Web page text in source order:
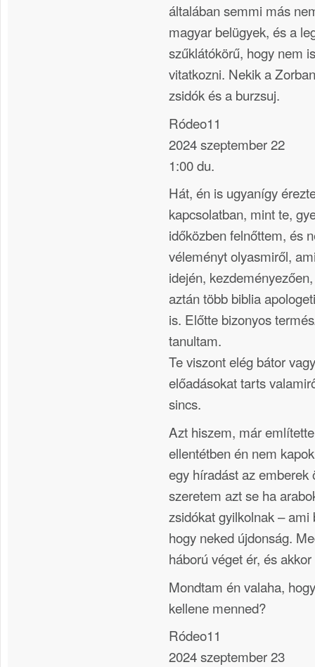
általában semmi más
magyar belügyek, és a
szűklátókörű, hogy nem
vitatkozni. Nekik a
zsidók és a burzsuj.
Ródeo11
2024 szeptember 22
1:00 du.
Hát, én is ugyanígy
kapcsolatban, mint te,
időközben felnőttem, és
véleményt olyasmiről,
idején,
aztán több biblia
is. Előtte bizonyos
tanultam.
Te viszont elég bátor
előadásokat tarts
sincs.
Azt hiszem, már
ellentétben én nem
egy híradást az emberek
szeretem azt se ha
zsidókat gyilkolnak –
hogy neked újdonság.
háború véget ér, és
Mondtam én valaha,
kellene menned?
Ródeo11
2024 szeptember 23